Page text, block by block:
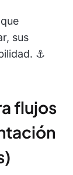
sus
⚓
flujos